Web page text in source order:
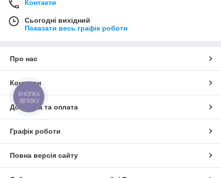
Контакти
Сьогодні вихідний
Показати весь графік роботи
Про нас
Контакти
Доставка та оплата
Графік роботи
Повна версія сайту
КНОПКА
ЗВ'ЯЗКУ